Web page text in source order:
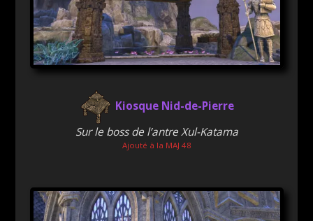
Kiosque Nid-de-Pierre
Sur le boss de l’antre Xul-Katama
Ajouté à la MAJ 48